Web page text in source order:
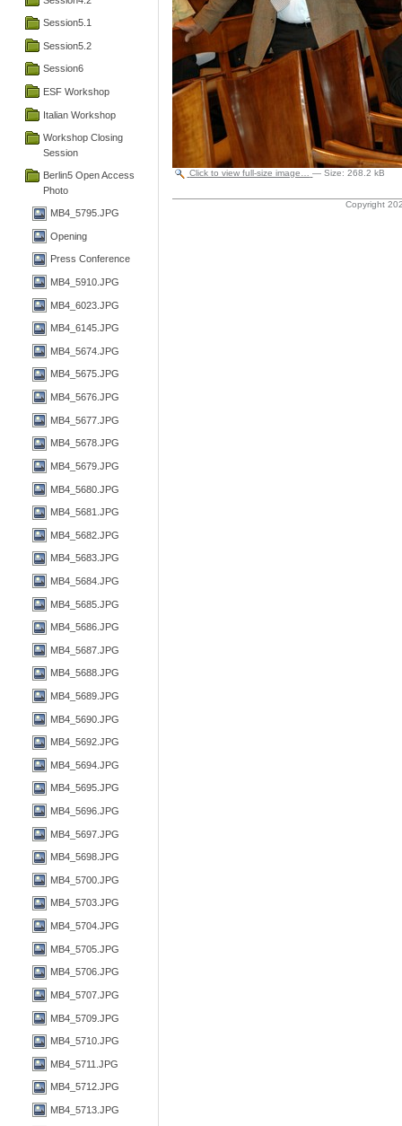
Session5.1
Session5.2
Session6
ESF Workshop
Italian Workshop
Workshop Closing
Session
Berlin5 Open Access
Photo
MB4_5795.JPG
Opening
Press Conference
MB4_5910.JPG
MB4_6023.JPG
MB4_6145.JPG
MB4_5674.JPG
MB4_5675.JPG
MB4_5676.JPG
MB4_5677.JPG
MB4_5678.JPG
MB4_5679.JPG
MB4_5680.JPG
MB4_5681.JPG
MB4_5682.JPG
MB4_5683.JPG
MB4_5684.JPG
MB4_5685.JPG
MB4_5686.JPG
MB4_5687.JPG
MB4_5688.JPG
MB4_5689.JPG
MB4_5690.JPG
MB4_5692.JPG
MB4_5694.JPG
MB4_5695.JPG
MB4_5696.JPG
MB4_5697.JPG
MB4_5698.JPG
MB4_5700.JPG
MB4_5703.JPG
MB4_5704.JPG
MB4_5705.JPG
MB4_5706.JPG
MB4_5707.JPG
MB4_5709.JPG
MB4_5710.JPG
MB4_5711.JPG
MB4_5712.JPG
MB4_5713.JPG
Click to view full-size image… —Size:268.2 kB
Copyright